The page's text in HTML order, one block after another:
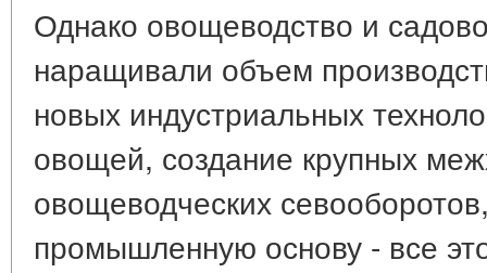
Однако овощеводство и
наращивали объем
новых индустриальных
овощей, создание крупных
овощеводческих
промышленную основу - все